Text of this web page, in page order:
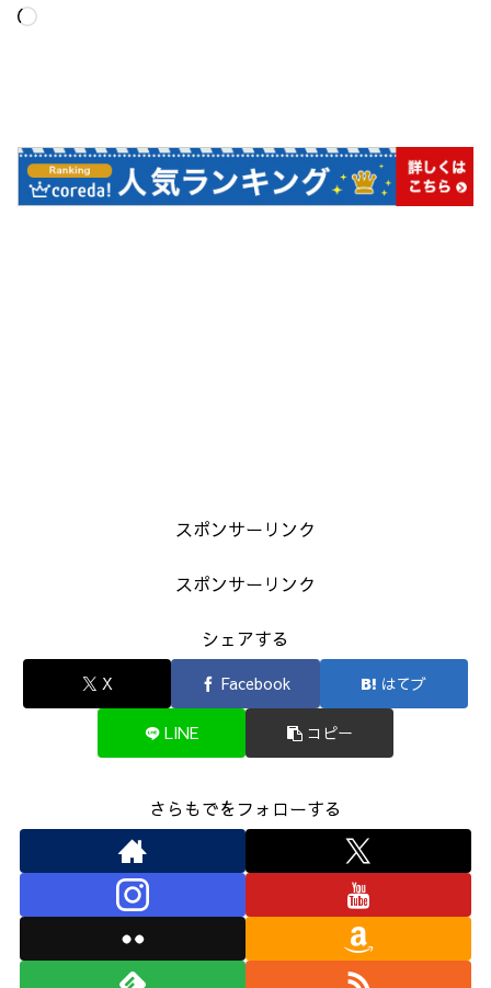
読
スポンサーリンク
スポンサーリンク
シェアする
X Facebook はてブ
LINE コピー
さらもでをフォローする